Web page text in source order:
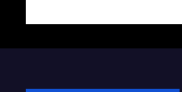
entradas